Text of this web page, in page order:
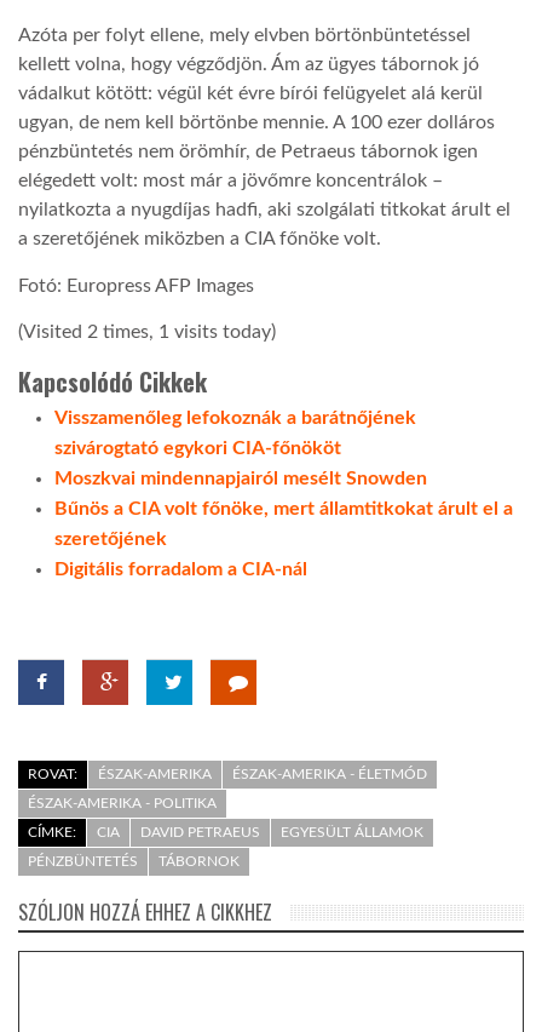
Azóta per folyt ellene, mely elvben börtönbüntetéssel
kellett volna, hogy végződjön. Ám az ügyes tábornok jó
vádalkut kötött: végül két évre bírói felügyelet alá kerül
ugyan, de nem kell börtönbe mennie. A 100 ezer dolláros
pénzbüntetés nem örömhír, de Petraeus tábornok igen
elégedett volt: most már a jövőmre koncentrálok –
nyilatkozta a nyugdíjas hadfi, aki szolgálati titkokat árult el
a szeretőjének miközben a CIA főnöke volt.
Fotó: Europress AFP Images
(Visited 2 times, 1 visits today)
Kapcsolódó Cikkek
Visszamenőleg lefokoznák a barátnőjének
szivárogtató egykori CIA-főnököt
Moszkvai mindennapjairól mesélt Snowden
Bűnös a CIA volt főnöke, mert államtitkokat árult el a
szeretőjének
Digitális forradalom a CIA-nál
ROVAT: ÉSZAK-AMERIKA
ÉSZAK-AMERIKA - ÉLETMÓD
ÉSZAK-AMERIKA - POLITIKA
CÍMKE:
CIA DAVID PETRAEUS
EGYESÜLT ÁLLAMOK
PÉNZBÜNTETÉS
TÁBORNOK
SZÓLJON HOZZÁ EHHEZ A CIKKHEZ